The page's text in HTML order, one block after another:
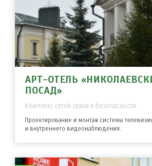
АРТ-ОТЕЛЬ
ПОСАД»
Комплекс сетей связи и безопасности.
Проектирование и монтаж системы
и внутреннего видеонаблюдения.